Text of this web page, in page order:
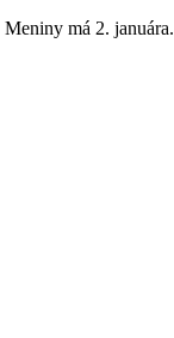
Meniny má 2. januára.